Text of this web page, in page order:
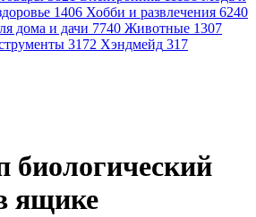
1406 Хобби и развлечения 6240
дома и дачи 7740 Животные 1307
3172 Хэндмейд 317
биологический
ящике